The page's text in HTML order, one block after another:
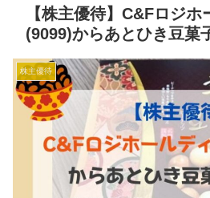
【株主優待】C&Fロジホ
(9099)からあとひき豆菓
株主優待